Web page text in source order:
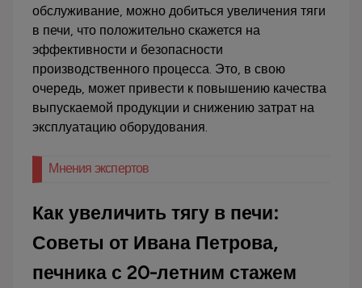
обслуживание, можно добиться увеличения тяги
в печи, что положительно скажется на
эффективности и безопасности
производственного процесса. Это, в свою
очередь, может привести к повышению качества
выпускаемой продукции и снижению затрат на
эксплуатацию оборудования.
Мнения экспертов
Как увеличить тягу в печи:
Советы от Ивана Петрова,
печника с 20-летним стажем